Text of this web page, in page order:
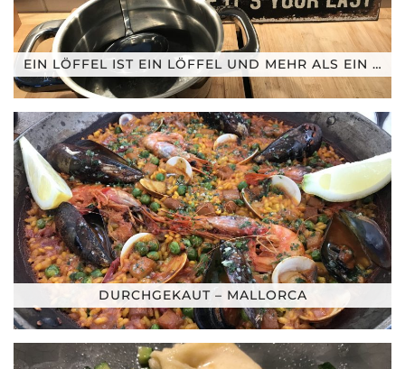
EIN LÖFFEL IST EIN LÖFFEL UND MEHR ALS EIN …
DURCHGEKAUT – MALLORCA